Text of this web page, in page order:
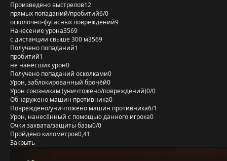
Произведено выстрелов12
прямых попаданий/пробитий6/0
осколочно-фугасных повреждений9
Нанесение урона3569
с дистанции свыше 300 м3569
Получено попаданий1
пробитий1
не нанёсших урон0
Получено попаданий осколками0
Урон, заблокированный бронёй0
Урон союзникам (уничтожено/повреждений)0/0
Обнаружено машин противника0
Повреждено/уничтожено машин противника6/1
Урон, нанесённый с помощью данного игрока0
Очки захвата/защиты базы0/0
Пройдено километров0,41
Закрыть